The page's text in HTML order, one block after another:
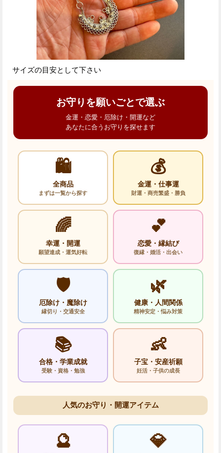
サイズの目安として下さい
お守りを願いごとで選ぶ
金運・恋愛・厄除け・開運など
あなたに合うお守りを探せます
🛍️
全商品
まずは一覧から探す
💰
金運・仕事運
財運・商売繁盛・勝負
🌈
幸運・開運
願望達成・運気好転
💕
恋愛・縁結び
復縁・婚活・出会い
🛡️
厄除け・魔除け
縁切り・交通安全
🌿
健康・人間関係
精神安定・悩み対策
📚
合格・学業成就
受験・資格・勉強
👶
子宝・安産祈願
妊活・子供の成長
人気のお守り・開運アイテム
🔮 💎